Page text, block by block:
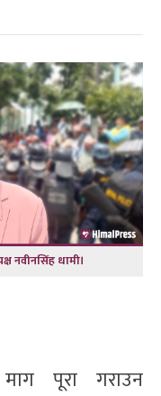
नवीनसिंह धामी।
पूरा गराउन